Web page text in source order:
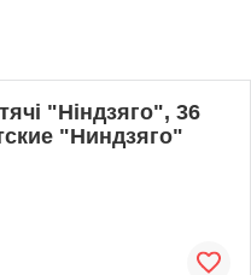
"Ніндзяго", 36
"Ниндзяго"